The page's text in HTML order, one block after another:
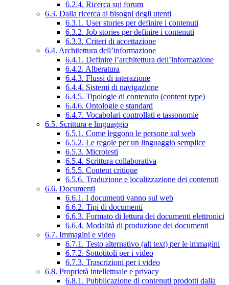
6.2.4. Ricerca sui forum
6.3. Dalla ricerca ai bisogni degli utenti
6.3.1. User stories per definire i contenuti
6.3.2. Job stories per definire i contenuti
6.3.3. Criteri di accettazione
6.4. Architettura dell’informazione
6.4.1. Definire l’architettura dell’informazione
6.4.2. Alberatura
6.4.3. Flussi di interazione
6.4.4. Sistemi di navigazione
6.4.5. Tipologie di contenuto (content type)
6.4.6. Ontologie e standard
6.4.7. Vocabolari controllati e tassonomie
6.5. Scrittura e linguaggio
6.5.1. Come leggono le persone sul web
6.5.2. Le regole per un linguaggio semplice
6.5.3. Microtesti
6.5.4. Scrittura collaborativa
6.5.5. Content critique
6.5.6. Traduzione e localizzazione dei contenuti
6.6. Documenti
6.6.1. I documenti vanno sul web
6.6.2. Tipi di documenti
6.6.3. Formato di lettura dei documenti elettronici
6.6.4. Modalità di produzione dei documenti
6.7. Immagini e video
6.7.1. Testo alternativo (alt text) per le immagini
6.7.2. Sottotitoli per i video
6.7.3. Trascrizioni per i video
6.8. Proprietà intellettuale e privacy
6.8.1. Pubblicazione di contenuti prodotti dalla